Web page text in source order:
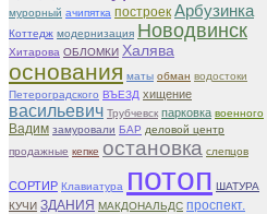
мурорный ачипятка построек Арбузинка
Коттедж модернизация Новодвинск
Хитарова ОБЛОМКИ Халява
основания маты обман водостоки
Петероградского ВЪЕЗД хищение
васильевич Трубчевск парковка военного
Вадим замуровали БАР деловой центр
продажные кепке остановка слепцов
СОРТИР Клавиатура потоп ШАТУРА
КУЧИ ЗДАНИЯ МАКДОНАЛЬДС проспект.